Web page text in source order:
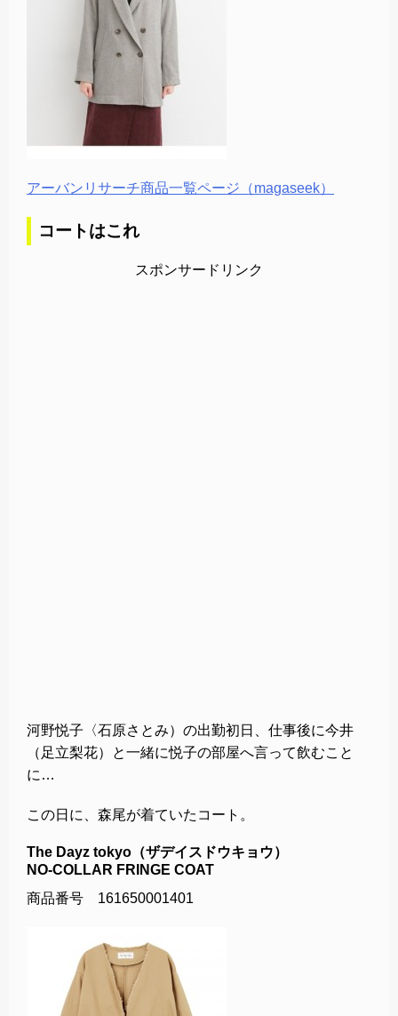
アーバンリサーチ商品一覧ページ（magaseek）
コートはこれ
スポンサードリンク
河野悦子〈石原さとみ）の出勤初日、仕事後に今井
（足立梨花）と一緒に悦子の部屋へ言って飲むこと
に…
この日に、森尾が着ていたコート。
The Dayz tokyo（ザデイスドウキョウ）
NO-COLLAR FRINGE COAT
商品番号 161650001401